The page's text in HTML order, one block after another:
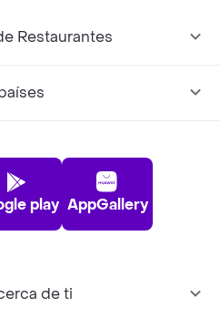
Restaurantes
play AppGallery
de ti